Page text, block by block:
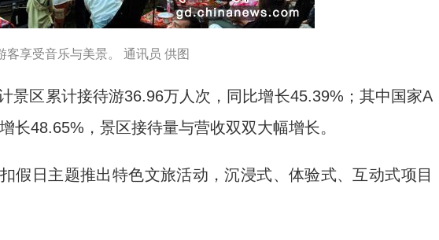
享受音乐与美景。 通讯员 供图
区累计接待游36.96万人次，同比增长45.39%；其中国家A
长48.65%，景区接待量与营收双双大幅增长。
日主题推出特色文旅活动，沉浸式、体验式、互动式项目